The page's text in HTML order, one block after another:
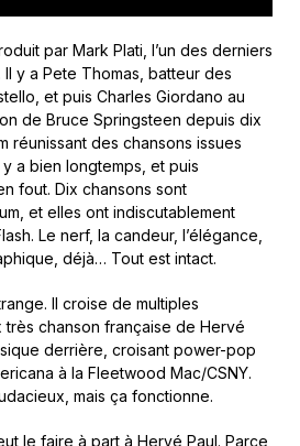
par Mark Plati, l’un des derniers
y a Pete Thomas, batteur des
et puis Charles Giordano au
de Bruce Springsteen depuis dix
réunissant des chansons issues
a bien longtemps, et puis
fout. Dix chansons sont
et elles ont indiscutablement
Le nerf, la candeur, l’élégance,
déjà… Tout est intact.
Il croise de multiples
très chanson française de Hervé
derrière, croisant power-pop
à la Fleetwood Mac/CSNY.
mais ça fonctionne.
le faire à part à Hervé Paul. Parce